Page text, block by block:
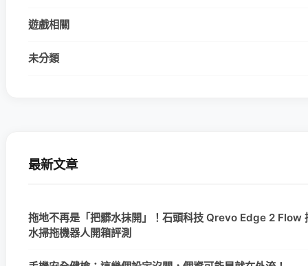
遊戲相關
未分類
最新文章
拖地不再是「把髒水抹開」！石頭科技 Qrevo Edge 2 Flow
水掃拖機器人開箱評測